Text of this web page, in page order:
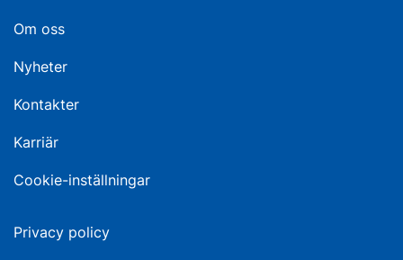
Om oss
Nyheter
Kontakter
Karriär
Cookie-inställningar
Privacy policy